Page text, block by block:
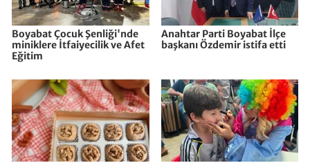
Boyabat Çocuk Şenliği'nde
miniklere İtfaiyecilik ve Afet
Eğitim
Anahtar Parti Boyabat İlçe
başkanı Özdemir istifa etti